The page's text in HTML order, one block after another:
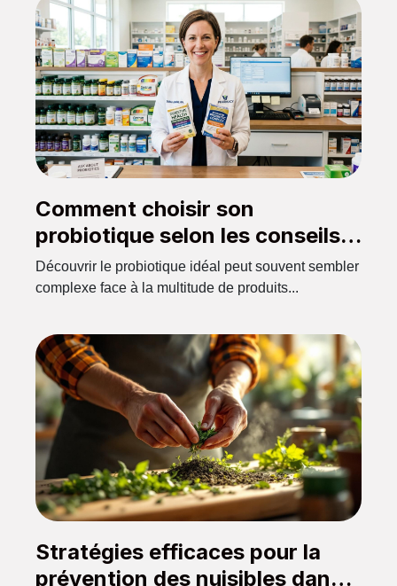
Comment choisir son
probiotique selon les conseils
d'un expert en pharmacie ?
Découvrir le probiotique idéal peut souvent sembler
complexe face à la multitude de produits...
Stratégies efficaces pour la
prévention des nuisibles dans